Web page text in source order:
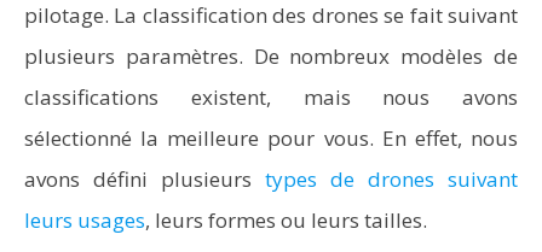
pilotage. La classification des drones se fait suivant
plusieurs paramètres. De nombreux modèles de
classifications existent, mais nous avons
sélectionné la meilleure pour vous. En effet, nous
avons défini plusieurs types de drones suivant
leurs usages, leurs formes ou leurs tailles.